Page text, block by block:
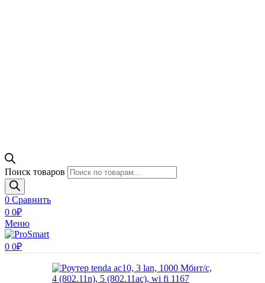
Поиск товаров
0 Сравнить
0 0₽
Меню
0 0₽